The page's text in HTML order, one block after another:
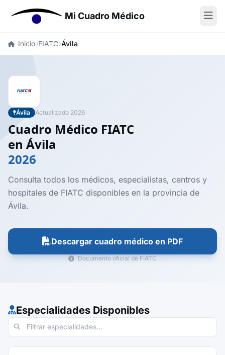
Mi Cuadro Médico
Inicio FIATC Ávila
Ávila Actualizado 2026
Cuadro Médico FIATC
en Ávila
2026
Consulta todos los médicos, especialistas, centros y
hospitales de FIATC disponibles en la provincia de
Ávila.
Descargar cuadro médico en PDF
Documento oficial de FIATC
Especialidades Disponibles